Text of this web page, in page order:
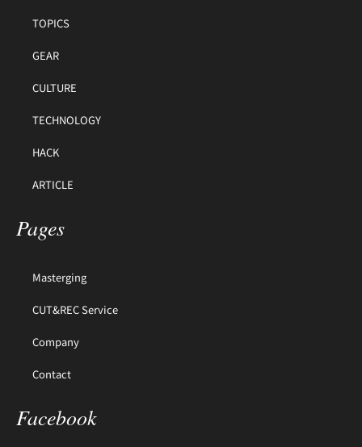
TOPICS
GEAR
CULTURE
TECHNOLOGY
HACK
ARTICLE
Pages
Masterging
CUT&REC Service
Company
Contact
Facebook